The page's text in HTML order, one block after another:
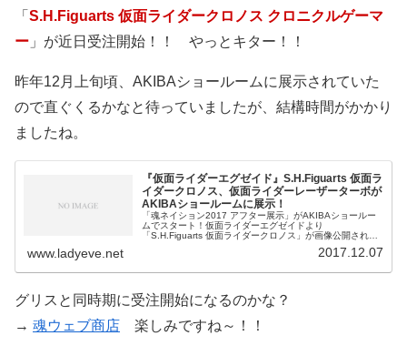
「 S.H.Figuarts 仮面ライダークロノス クロニクルゲーマ
ー 」が近日受注開始！！ やっとキター！！
昨年12月上旬頃、AKIBAショールームに展示されていた
ので直ぐくるかなと待っていましたが、結構時間がかかり
ましたね。
『仮面ライダーエグゼイド』S.H.Figuarts 仮面ラ
イダークロノス、仮面ライダーレーザーターボが
AKIBAショールームに展示！
「魂ネイション2017 アフター展示」がAKIBAショールー
ムでスタート！仮面ライダーエグゼイドより
「S.H.Figuarts 仮面ライダークロノス」が画像公開されま
www.ladyeve.net 2017.12.07
グリスと同時期に受注開始になるのかな？
→ 魂ウェブ商店 楽しみですね～！！